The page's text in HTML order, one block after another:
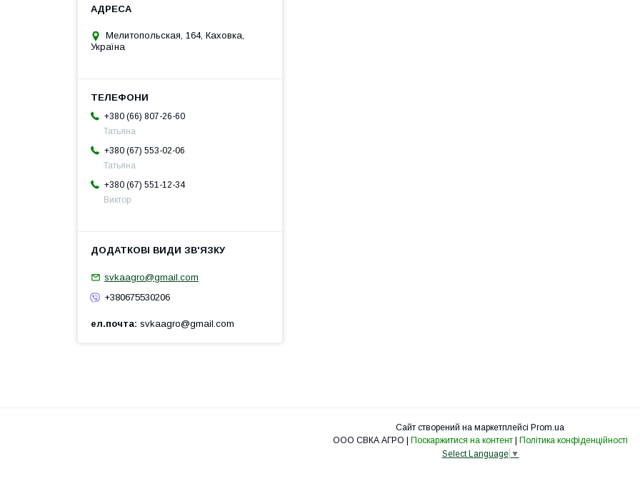
Мелитопольская, 164, Каховка,
Україна
+380 (66) 807-26-60
Татьяна
+380 (67) 553-02-06
Татьяна
+380 (67) 551-12-34
Виктор
svkaagro@gmail.com
+380675530206
ел.почта svkaagro@gmail.com
Сайт створений на маркетплейсі Prom.ua
Поскаржитися на контент
Політика конфіденційності
Select Language ▼